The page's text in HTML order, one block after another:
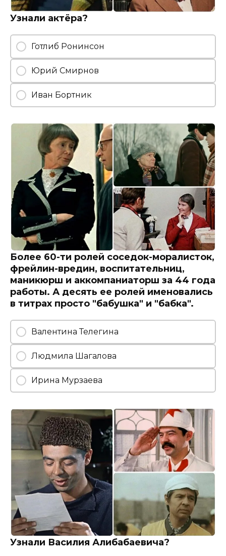
Узнали актёра?
Готлиб Ронинсон
Юрий Смирнов
Иван Бортник
Более 60-ти ролей соседок-моралисток,
фрейлин-вредин, воспитательниц,
маникюрш и аккомпаниаторш за 44 года
работы. А десять ее ролей именовались
в титрах просто "бабушка" и "бабка".
Валентина Телегина
Людмила Шагалова
Ирина Мурзаева
Узнали Василия Алибабаевича?